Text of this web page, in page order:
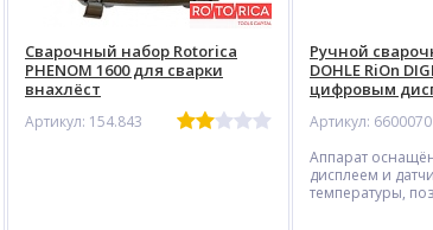
Сварочный набор Rotorica
PHENOM 1600 для сварки
внахлёст
Артикул: 154.843
Ручной
DOHLE RiOn
цифровым
насадок, 230В/
воздуха 250л/
Артикул: 6600070
Аппарат
дисплеем и
температуры,